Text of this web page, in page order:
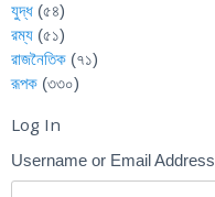
যুদ্ধ (৫৪)
রম্য (৫১)
রাজনৈতিক (৭১)
রূপক (৩৩০)
Log In
Username or Email Address